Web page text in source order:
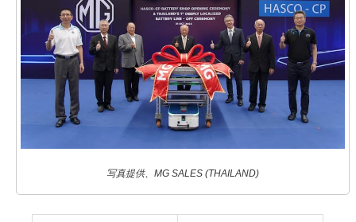
写真提供、MG SALES (THAILAND)